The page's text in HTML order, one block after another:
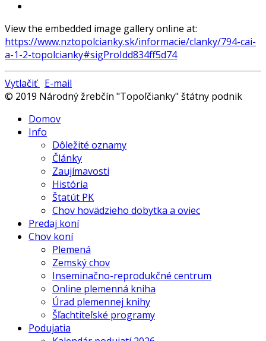
View the embedded image gallery online at:
https://www.nztopolcianky.sk/informacie/clanky/794-cai-
a-1-2-topolcianky#sigProIdd834ff5d74
Vytlačiť E-mail
© 2019 Národný žrebčín "Topoľčianky" štátny podnik
Domov
Info
Dôležité oznamy
Články
Zaujímavosti
História
Štatút PK
Chov hovädzieho dobytka a oviec
Predaj koní
Chov koní
Plemená
Zemský chov
Inseminačno-reprodukčné centrum
Online plemenná kniha
Úrad plemennej knihy
Šľachtiteľské programy
Podujatia